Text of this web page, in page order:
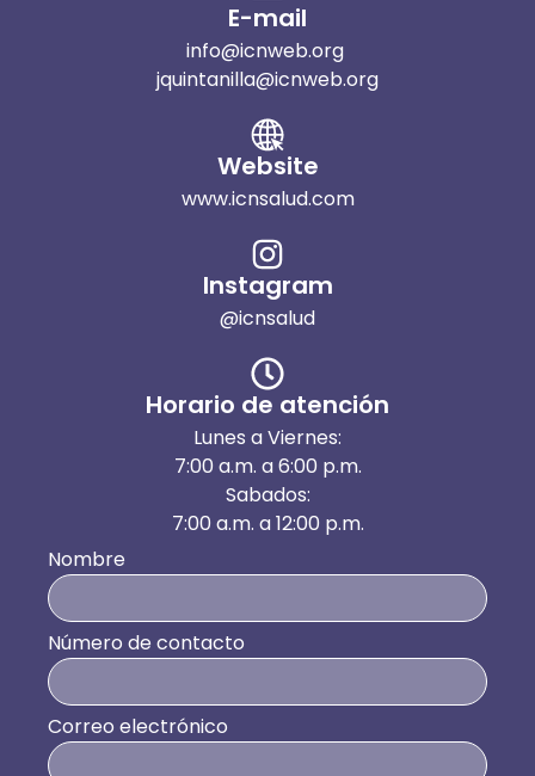
E-mail
info@icnweb.org
jquintanilla@icnweb.org
Website
www.icnsalud.com
Instagram
@icnsalud
Horario de atención
Lunes a Viernes:
7:00 a.m. a 6:00 p.m.
Sabados:
7:00 a.m. a 12:00 p.m.
Nombre
Número de contacto
Correo electrónico